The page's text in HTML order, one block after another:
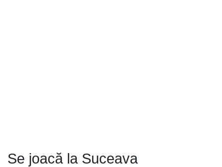
Se joacă la Suceava